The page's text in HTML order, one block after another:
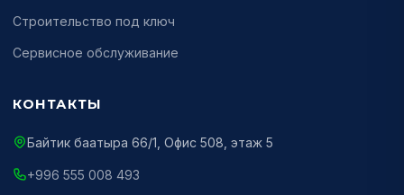
Строительство под ключ
Сервисное обслуживание
КОНТАКТЫ
Байтик баатыра 66/1, Офис 508, этаж 5
+996 555 008 493